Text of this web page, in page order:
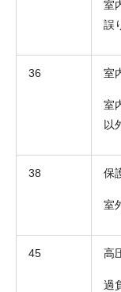
室
誤
36 室
室
以
38 保
室
45 高
過